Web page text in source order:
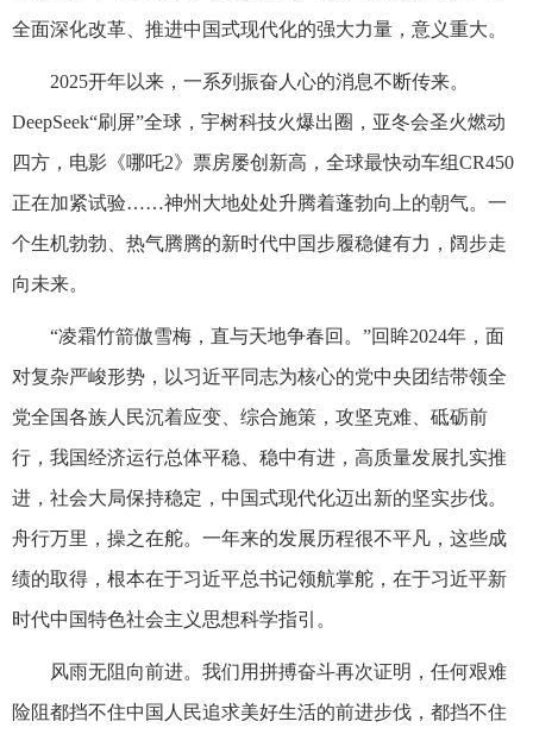
全面深化改革、推进中国式现代化的强大力量，意义重大。
2025开年以来，一系列振奋人心的消息不断传来。
DeepSeek“刷屏”全球，宇树科技火爆出圈，亚冬会圣火燃动
四方，电影《哪吒2》票房屡创新高，全球最快动车组CR450
正在加紧试验……神州大地处处升腾着蓬勃向上的朝气。一
个生机勃勃、热气腾腾的新时代中国步履稳健有力，阔步走
向未来。
“凌霜竹箭傲雪梅，直与天地争春回。”回眸2024年，面
对复杂严峻形势，以习近平同志为核心的党中央团结带领全
党全国各族人民沉着应变、综合施策，攻坚克难、砥砺前
行，我国经济运行总体平稳、稳中有进，高质量发展扎实推
进，社会大局保持稳定，中国式现代化迈出新的坚实步伐。
舟行万里，操之在舵。一年来的发展历程很不平凡，这些成
绩的取得，根本在于习近平总书记领航掌舵，在于习近平新
时代中国特色社会主义思想科学指引。
风雨无阻向前进。我们用拼搏奋斗再次证明，任何艰难
险阻都挡不住中国人民追求美好生活的前进步伐，都挡不住